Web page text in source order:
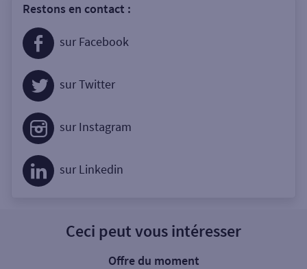
Restons en contact :
sur Facebook
sur Twitter
sur Instagram
sur Linkedin
Ceci peut vous intéresser
Offre du moment